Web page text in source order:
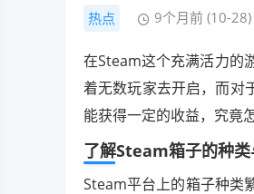
热点 9个月前 (10-28)
在Steam这个充满活力的
着无数玩家去开启，而对
能获得一定的收益，究竟
了解Steam箱子的种
Steam平台上的箱子种类